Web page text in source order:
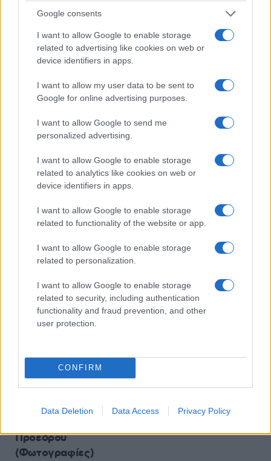
Google consents
I want to allow Google to enable storage
related to advertising like cookies on web or
device identifiers in apps.
I want to allow my user data to be sent to
Google for online advertising purposes.
I want to allow Google to send me
personalized advertising.
I want to allow Google to enable storage
related to analytics like cookies on web or
device identifiers in apps.
I want to allow Google to enable storage
related to functionality of the website or app.
I want to allow Google to enable storage
related to personalization.
I want to allow Google to enable storage
related to security, including authentication
functionality and fraud prevention, and other
user protection.
CONFIRM
Data Deletion Data Access Privacy Policy
ΠΟΛΙΤΙΚΉ
Ο Μιχάλης
Παπαδόπουλος στις
“ΠΡΟΣΩΠΟΓΡΑΦΙΕΣ”
της POLITICAL:
θέλει να είναι
χρήσιμος, όχι
αρεστός”
8 Αυγούστου 2026, 12:57
Coffee Island
Πτολεμαΐδας:
Ποιοτικός καφές,
καφεκοπτείου σε 3
καταστήματα
ΚΟΙΝΩΝΊΑ
Καθοριστική η
κατοίκων της
Κλεισούρας στην
πυρκαγιά της
Παρασκευής – Η
Προέδρου
(Φωτογραφίες)
ΚΟΙΝΩΝΊΑ
στην Ιταλία για
URBANFLOODS
8 Αυγούστου 2026, 11:27 πμ